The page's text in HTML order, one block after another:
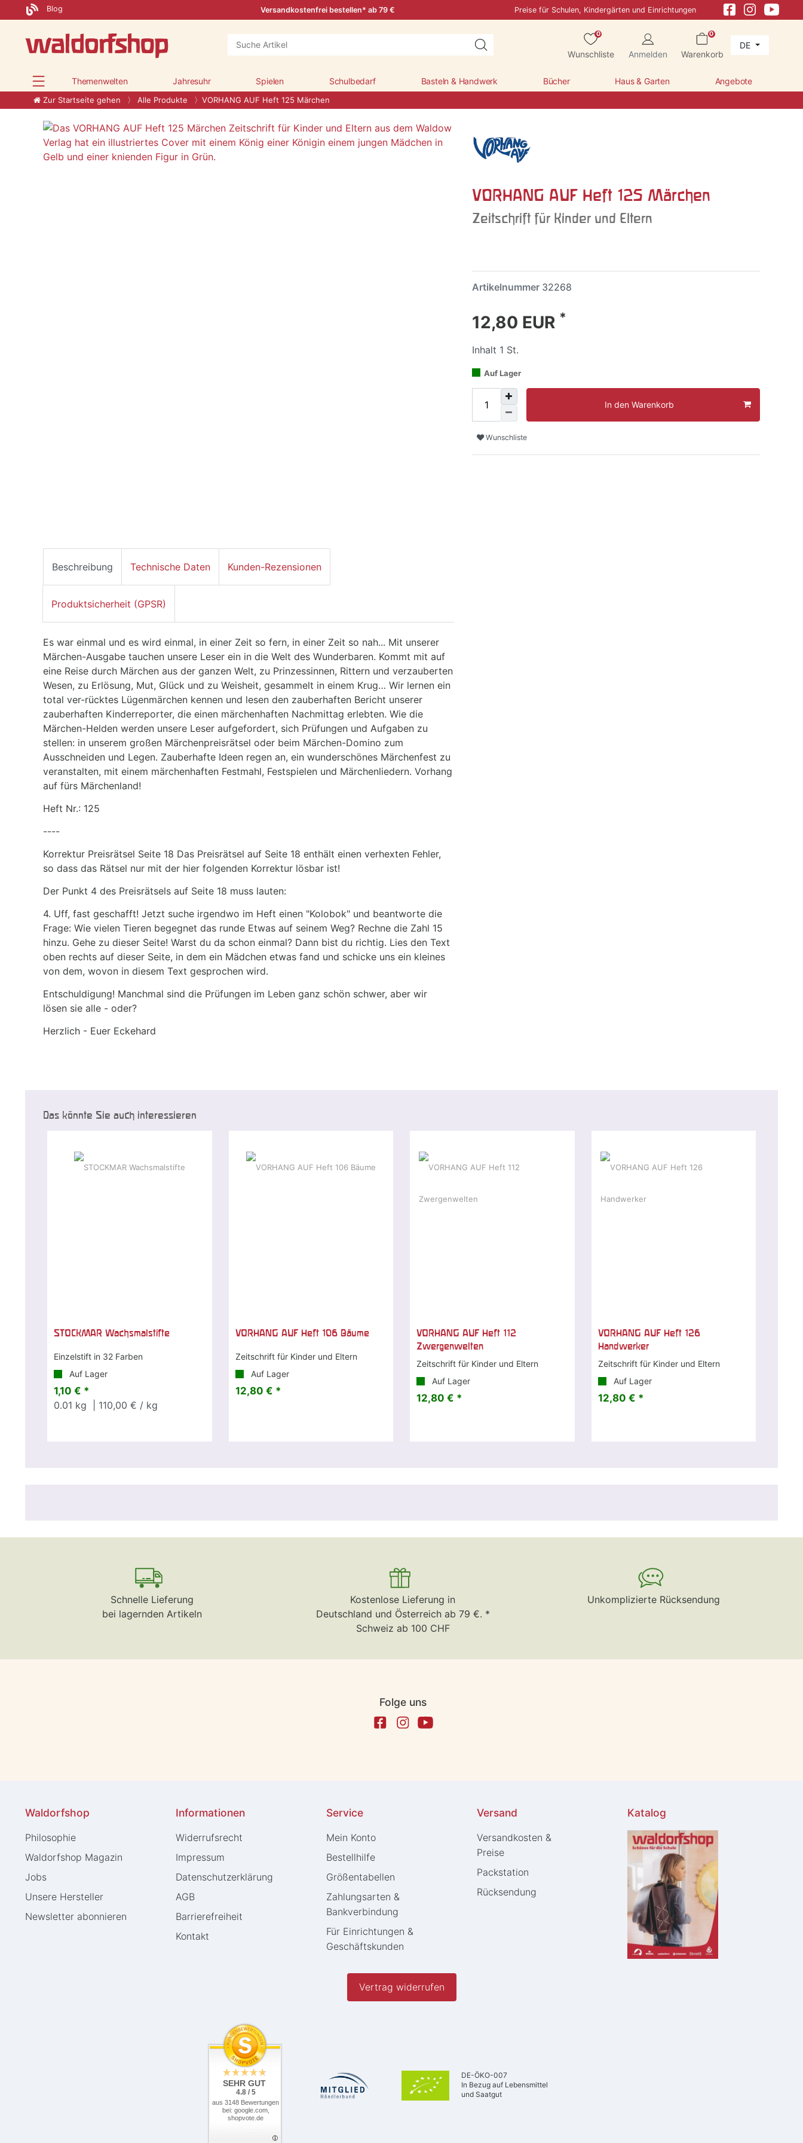
Blog Versandkostenfrei bestellen* ab 79 € Preise für Schulen, Kindergärten und Einrichtungen
0
Wunschliste Anmelden
0
Warenkorb
DE
Themenwelten Jahresuhr Spielen Schulbedarf Basteln & Handwerk Bücher Haus & Garten Angebote
Zur Startseite gehen Alle Produkte VORHANG AUF Heft 125 Märchen
VORHANG AUF Heft 125 Märchen
Zeitschrift für Kinder und Eltern
Artikelnummer 32268
12,80 EUR *
Inhalt 1 St.
Auf Lager
In den Warenkorb
Wunschliste
Beschreibung Technische Daten Kunden-Rezensionen
Produktsicherheit (GPSR)
Es war einmal und es wird einmal, in einer Zeit so fern, in einer Zeit so nah... Mit unserer
Märchen-Ausgabe tauchen unsere Leser ein in die Welt des Wunderbaren. Kommt mit auf
eine Reise durch Märchen aus der ganzen Welt, zu Prinzessinnen, Rittern und verzauberten
Wesen, zu Erlösung, Mut, Glück und zu Weisheit, gesammelt in einem Krug… Wir lernen ein
total ver-rücktes Lügenmärchen kennen und lesen den zauberhaften Bericht unserer
zauberhaften Kinderreporter, die einen märchenhaften Nachmittag erlebten. Wie die
Märchen-Helden werden unsere Leser aufgefordert, sich Prüfungen und Aufgaben zu
stellen: in unserem großen Märchenpreisrätsel oder beim Märchen-Domino zum
Ausschneiden und Legen. Zauberhafte Ideen regen an, ein wunderschönes Märchenfest zu
veranstalten, mit einem märchenhaften Festmahl, Festspielen und Märchenliedern. Vorhang
auf fürs Märchenland!
Heft Nr.: 125
----
Korrektur Preisrätsel Seite 18 Das Preisrätsel auf Seite 18 enthält einen verhexten Fehler,
so dass das Rätsel nur mit der hier folgenden Korrektur lösbar ist!
Der Punkt 4 des Preisrätsels auf Seite 18 muss lauten:
4. Uff, fast geschafft! Jetzt suche irgendwo im Heft einen "Kolobok" und beantworte die
Frage: Wie vielen Tieren begegnet das runde Etwas auf seinem Weg? Rechne die Zahl 15
hinzu. Gehe zu dieser Seite! Warst du da schon einmal? Dann bist du richtig. Lies den Text
oben rechts auf dieser Seite, in dem ein Mädchen etwas fand und schicke uns ein kleines
von dem, wovon in diesem Text gesprochen wird.
Entschuldigung! Manchmal sind die Prüfungen im Leben ganz schön schwer, aber wir
lösen sie alle - oder?
Herzlich - Euer Eckehard
Das könnte Sie auch interessieren
STOCKMAR Wachsmalstifte
Einzelstift in 32 Farben
Auf Lager
1,10 € *
0.01 kg | 110,00 € / kg
VORHANG AUF Heft 106 Bäume
Zeitschrift für Kinder und Eltern
Auf Lager
12,80 € *
VORHANG AUF Heft 112
Zwergenwelten
Zeitschrift für Kinder und Eltern
Auf Lager
12,80 € *
VORHANG AUF Heft 126
Handwerker
Zeitschrift für Kinder und Eltern
Auf Lager
12,80 € *
Schnelle Lieferung
bei lagernden Artikeln
Kostenlose Lieferung in
Deutschland und Österreich ab 79 €. *
Schweiz ab 100 CHF
Unkomplizierte Rücksendung
Folge uns
Waldorfshop
Philosophie
Waldorfshop Magazin
Jobs
Unsere Hersteller
Newsletter abonnieren
Informationen
Widerrufs­recht
Impressum
Daten­schutz­erklärung
AGB
Barrierefreiheit
Kontakt
Service
Mein Konto
Bestellhilfe
Größentabellen
Zahlungsarten &
Bankverbindung
Für Einrichtungen &
Geschäftskunden
Versand
Versandkosten &
Preise
Packstation
Rücksendung
Katalog
Vertrag widerrufen
SEHR GUT
4.8 / 5
aus 3148 Bewertungen
bei: google.com,
shopvote.de
DE-ÖKO-007
In Bezug auf Lebensmittel
und Saatgut